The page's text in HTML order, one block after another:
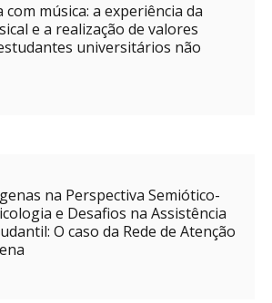
com música: a experiência da
e a realização de valores
universitários não
na Perspectiva Semiótico-
e Desafios na Assistência
O caso da Rede de Atenção